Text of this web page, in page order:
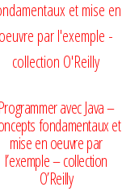
Programmer avec Java –
fondamentaux et
mise en oeuvre par
l’exemple – collection
O’Reilly